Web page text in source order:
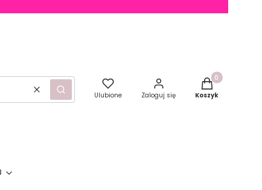
WyczyśćSzukaj Ulubione Zaloguj się
Produkty w
Koszyk